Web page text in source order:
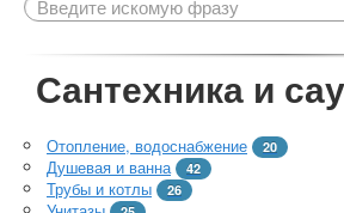
Сантехника и
Отопление, водоснабжение 20
Душевая и ванна 42
Трубы и котлы 26